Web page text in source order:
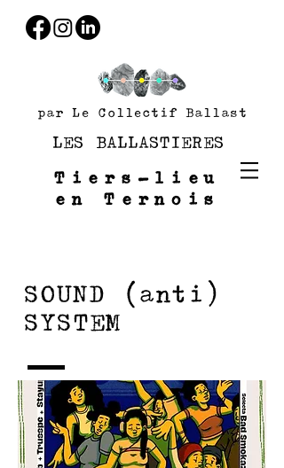
par Le Collectif Ballast
LES BALLASTIERES
Tiers-lieu
en Ternois
SOUND (anti)
SYSTEM